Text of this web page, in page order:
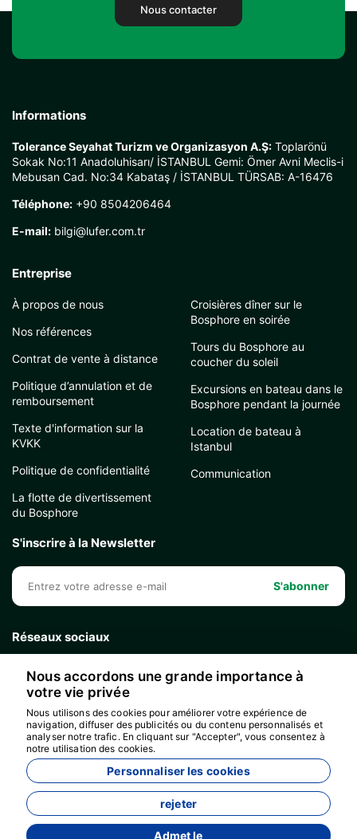
Nous contacter
Informations
Tolerance Seyahat Turizm ve Organizasyon A.Ş: Toplarönü
Sokak No:11 Anadoluhisarı/ İSTANBUL Gemi: Ömer Avni Meclis-i
Mebusan Cad. No:34 Kabataş / İSTANBUL TÜRSAB: A-16476
Téléphone: +90 8504206464
E-mail: bilgi@lufer.com.tr
Entreprise
À propos de nous
Nos références
Contrat de vente à distance
Politique d’annulation et de
remboursement
Texte d'information sur la
KVKK
Politique de confidentialité
La flotte de divertissement
du Bosphore
Croisières dîner sur le
Bosphore en soirée
Tours du Bosphore au
coucher du soleil
Excursions en bateau dans le
Bosphore pendant la journée
Location de bateau à
Istanbul
Communication
S'inscrire à la Newsletter
S'abonner
Réseaux sociaux
Nous accordons une grande importance à
votre vie privée
Nous utilisons des cookies pour améliorer votre expérience de
navigation, diffuser des publicités ou du contenu personnalisés et
analyser notre trafic. En cliquant sur "Accepter", vous consentez à
notre utilisation des cookies.
Personnaliser les cookies
rejeter
Admet le